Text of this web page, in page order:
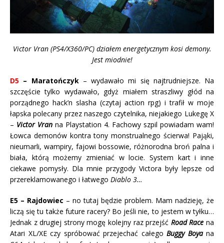
Victor Vran (PS4/X360/PC) działem energetycznym kosi demony.
Jest miodnie!
D5 – Maratończyk– wydawało mi się najtrudniejsze. Na
szczęście tylko wydawało, gdyż miałem straszliwy głód na
porządnego hack’n slasha (czytaj action rpg) i trafił w moje
łapska polecany przez naszego czytelnika, niejakiego Lukegę X
– Victor Vran na Playstation 4. Fachowy szpil powiadam wam!
Łowca demonów kontra tony monstrualnego ścierwa! Pająki,
nieumarli, wampiry, fajowi bossowie, różnorodna broń palna i
biała, którą możemy zmieniać w locie. System kart i inne
ciekawe pomysły. Dla mnie przygody Victora były lepsze od
przereklamowanego i łatwego Diablo 3…
E5 – Rajdowiec – no tutaj będzie problem. Mam nadzieję, że
liczą się tu także future racery? Bo jeśli nie, to jestem w tyłku…
Jednak z drugiej strony mogę kolejny raz przejść Road Race na
Atari XL/XE czy spróbować przejechać całego Buggy Boyana